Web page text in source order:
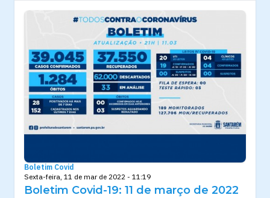
Boletim Covid
Sexta-feira, 11 de mar de 2022 - 11:19
Boletim Covid-19: 11 de março de 2022